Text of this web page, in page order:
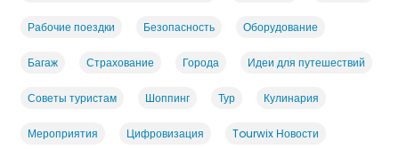
Рабочие поездки Безопасность Оборудование
Багаж Страхование Города Идеи для путешествий
Советы туристам Шоппинг Тур Кулинария
Мероприятия Цифровизация Tourwix Новости